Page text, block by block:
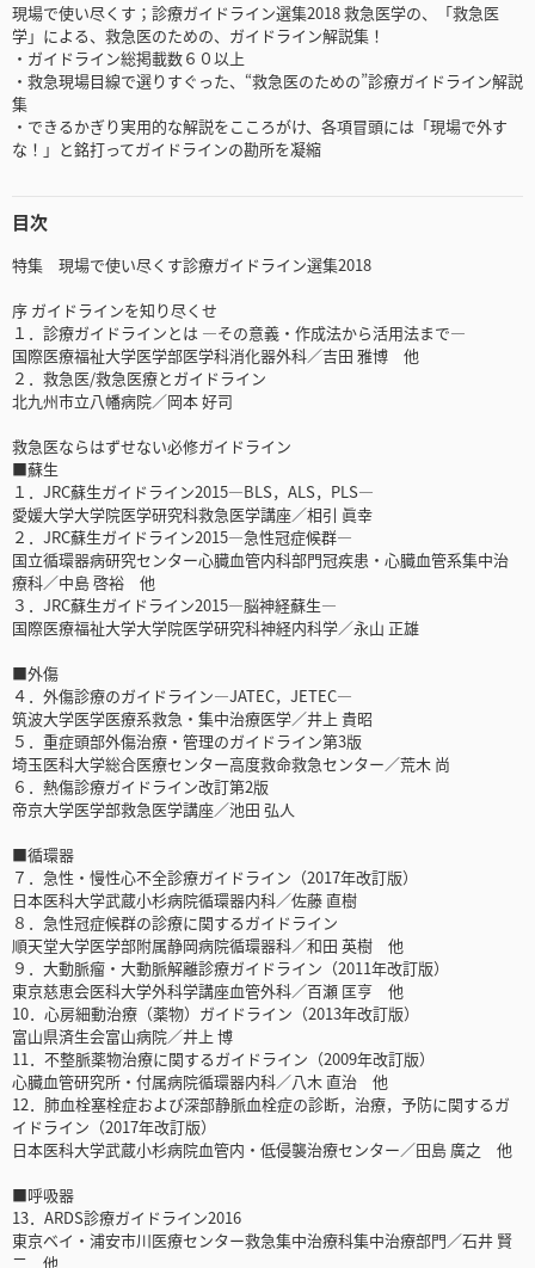
現場で使い尽くす；診療ガイドライン選集2018 救急医学の、「救急医
学」による、救急医のための、ガイドライン解説集！
・ガイドライン総掲載数６０以上
・救急現場目線で選りすぐった、“救急医のための”診療ガイドライン解説
集
・できるかぎり実用的な解説をこころがけ、各項冒頭には「現場で外す
な！」と銘打ってガイドラインの勘所を凝縮
目次
特集 現場で使い尽くす診療ガイドライン選集2018
序 ガイドラインを知り尽くせ
１．診療ガイドラインとは ―その意義・作成法から活用法まで―
国際医療福祉大学医学部医学科消化器外科／吉田 雅博 他
２．救急医/救急医療とガイドライン
北九州市立八幡病院／岡本 好司
救急医ならはずせない必修ガイドライン
■蘇生
１．JRC蘇生ガイドライン2015―BLS，ALS，PLS―
愛媛大学大学院医学研究科救急医学講座／相引 眞幸
２．JRC蘇生ガイドライン2015―急性冠症候群―
国立循環器病研究センター心臓血管内科部門冠疾患・心臓血管系集中治
療科／中島 啓裕 他
３．JRC蘇生ガイドライン2015―脳神経蘇生―
国際医療福祉大学大学院医学研究科神経内科学／永山 正雄
■外傷
４．外傷診療のガイドライン―JATEC，JETEC―
筑波大学医学医療系救急・集中治療医学／井上 貴昭
５．重症頭部外傷治療・管理のガイドライン第3版
埼玉医科大学総合医療センター高度救命救急センター／荒木 尚
６．熱傷診療ガイドライン改訂第2版
帝京大学医学部救急医学講座／池田 弘人
■循環器
７．急性・慢性心不全診療ガイドライン（2017年改訂版）
日本医科大学武蔵小杉病院循環器内科／佐藤 直樹
８．急性冠症候群の診療に関するガイドライン
順天堂大学医学部附属静岡病院循環器科／和田 英樹 他
９．大動脈瘤・大動脈解離診療ガイドライン（2011年改訂版）
東京慈恵会医科大学外科学講座血管外科／百瀬 匡亨 他
10．心房細動治療（薬物）ガイドライン（2013年改訂版）
富山県済生会富山病院／井上 博
11．不整脈薬物治療に関するガイドライン（2009年改訂版）
心臓血管研究所・付属病院循環器内科／八木 直治 他
12．肺血栓塞栓症および深部静脈血栓症の診断，治療，予防に関するガ
イドライン（2017年改訂版）
日本医科大学武蔵小杉病院血管内・低侵襲治療センター／田島 廣之 他
■呼吸器
13．ARDS診療ガイドライン2016
東京ベイ・浦安市川医療センター救急集中治療科集中治療部門／石井 賢
二 他